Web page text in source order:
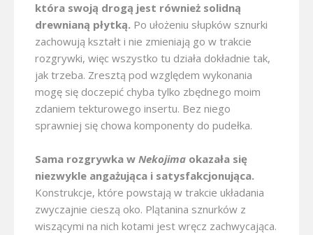
która swoją drogą jest również solidną
drewnianą płytką. Po ułożeniu słupków sznurki
zachowują kształt i nie zmieniają go w trakcie
rozgrywki, więc wszystko tu działa dokładnie tak,
jak trzeba. Zresztą pod względem wykonania
mogę się doczepić chyba tylko zbędnego moim
zdaniem tekturowego insertu. Bez niego
sprawniej się chowa komponenty do pudełka.
Sama rozgrywka w Nekojima okazała się
niezwykle angażująca i satysfakcjonująca.
Konstrukcje, które powstają w trakcie układania
zwyczajnie cieszą oko. Plątanina sznurków z
wiszącymi na nich kotami jest wręcz zachwycająca.